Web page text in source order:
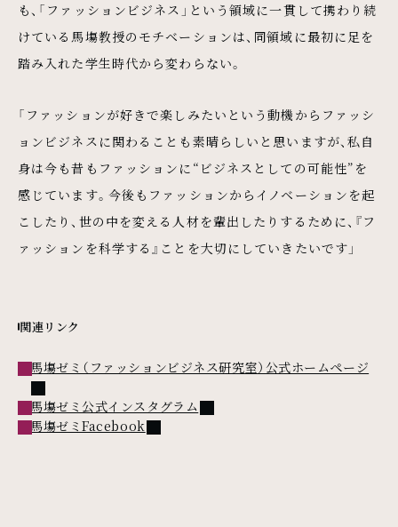
も、「ファッションビジネス」という領域に一貫して携わり続
けている馬塲教授のモチベーションは、同領域に最初に足を
踏み入れた学生時代から変わらない。
「ファッションが好きで楽しみたいという動機からファッシ
ョンビジネスに関わることも素晴らしいと思いますが、私自
身は今も昔もファッションに“ビジネスとしての可能性”を
感じています。今後もファッションからイノベーションを起
こしたり、世の中を変える人材を輩出したりするために、『フ
ァッションを科学する』ことを大切にしていきたいです」
関連リンク
馬塲ゼミ（ファッションビジネス研究室）公式ホームページ
馬塲ゼミ公式インスタグラム外部リンク
馬塲ゼミFacebook外部リンク